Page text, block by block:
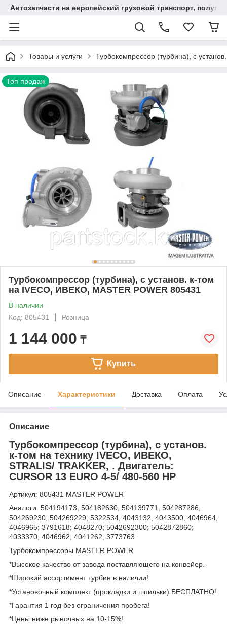
Автозапчасти на европейский грузовой транспорт,
Товары и услуги Турбокомпрессор (турбина), с
Топ продаж
Турбокомпрессор (турбина), с установ. к-том
на IVECO, ИВЕКО, MASTER POWER 805431
В наличии
Код: 805431
Розница
1 144 000 ₸
Купить
Описание Характеристики Доставка Оплата
Описание
Турбокомпрессор (турбина), с установ.
к-том на технику IVECO, ИВЕКО,
STRALIS/ TRAKKER, . Двигатель:
CURSOR 13 EURO 4-5/ 480-560 HP
Артикул: 805431 MASTER POWER
Аналоги: 504194173; 504182630; 504139771; 504287286;
504269230; 504269229; 5322534; 4043132; 4043500; 4046964;
4046965; 3791618; 4048270; 5042692300; 5042872860;
4033370; 4046962; 4041262; 3773763
Турбокомпрессоры MASTER POWER
*Высокое качество от завода поставляющего на конвейер.
*Широкий ассортимент турбин в наличии!
*Установочный комплект (прокладки и шпильки) БЕСПЛАТНО!
*Гарантия 1 год без ограничения пробега!
*Цены ниже рыночных на 10-15%!